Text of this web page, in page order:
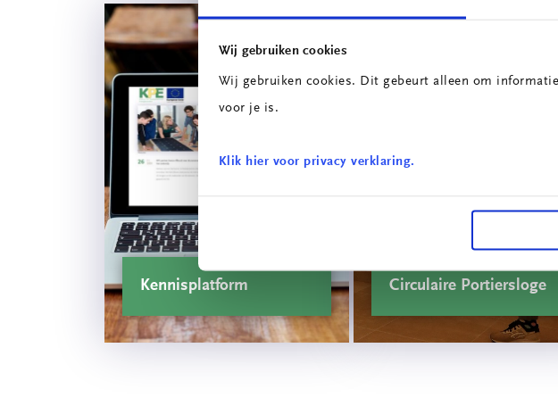
Wij gebruiken cookies
Wij gebruiken cookies. Dit gebeurt alleen om
voor je is.
Klik hier voor privacy verklaring.
Kennisplatform Circulaire Portiersloge